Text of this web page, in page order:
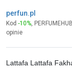
perfun.pl
Kod -10%,
opinie
Lattafa Lattafa